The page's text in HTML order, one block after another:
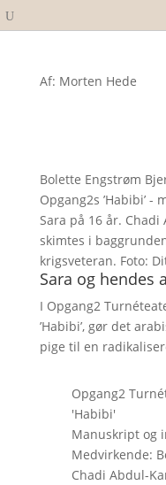
Af: Morten Hede
Bolette Engstrøm
Opgang2s ’Habibi’
Sara på 16 år.
skimtes i
krigsveteran. Foto:
Sara og hendes
I Opgang2
’Habibi’, gør det
pige til en
Opgang2
'Habibi'
Manuskript og
Medvirkende:
Chadi Abdul-